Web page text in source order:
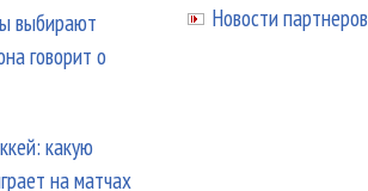
выбирают
говорит о
какую
на матчах
Новости партнеров